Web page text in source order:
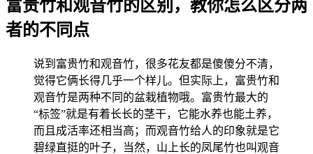
富贵竹和观音竹的区别，教你怎么区分两
者的不同点
说到富贵竹和观音竹，很多花友都是傻傻分不清，
觉得它俩长得几乎一个样儿。但实际上，富贵竹和
观音竹是两种不同的盆栽植物哦。富贵竹最大的
“标签”就是有着长长的茎干，它能水养也能土养，
而且成活率还相当高；而观音竹给人的印象就是它
碧绿直挺的叶子，当然，山上长的凤尾竹也叫观音